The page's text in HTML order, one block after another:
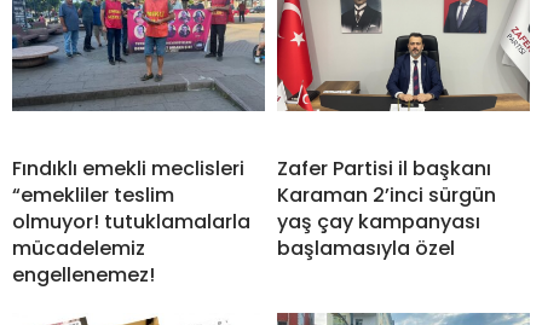
Fındıklı emekli meclisleri
“emekliler teslim
olmuyor! tutuklamalarla
mücadelemiz
engellenemez!
Zafer Partisi il başkanı
Karaman 2’inci sürgün
yaş çay kampanyası
başlamasıyla özel